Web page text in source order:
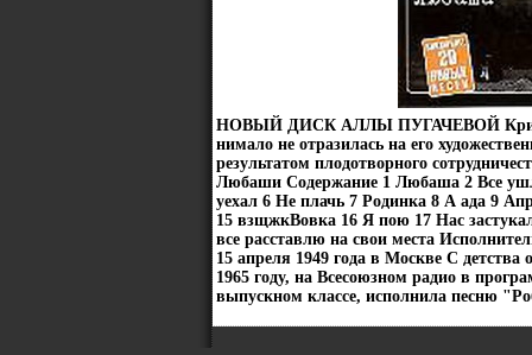
НОВЫЙ ДИСК АЛЛЫ ПУГАЧЕВОЙ
нимало не отразилась на его
результатом плодотворного
Любаши Содержание 1 Любаша 2 Все
уехал 6 Не плачь 7 Родинка 8 А ада 9
15 взщжкВовка 16 Я пою 17 Нас
все расставлю на свои места
15 апреля 1949 года в Москве С
1965 году, на Всесоюзном радио в
выпускном классе, исполнила песню